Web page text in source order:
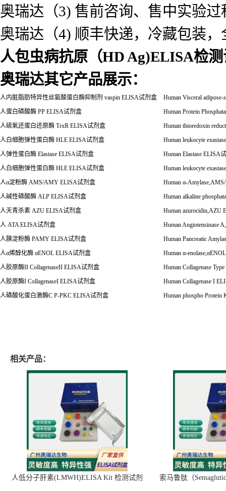
奥瑞达（3) 售前咨询、售中实验
奥瑞达（4) 顺丰快递，冷藏包装，
人包虫病抗原（HD Ag)ELISA检
奥瑞达其它产品展示：
人内脏脂肪特异性丝氨酸蛋白酶抑制剂 vaspin ELISA试剂盒
Human Visceral
人蛋白磷酸酶 PP ELISA试剂盒
Human Protein
人硫氧还蛋白还原酶 TrxR ELISA试剂盒
Human thioredoxin
人白细胞弹性蛋白酶 HLE ELISA试剂盒
Human leukocyte
人弹性蛋白酶 Elastase ELISA试剂盒 Human Elastase ELISA
人白细胞弹性蛋白酶 HLE ELISA试剂盒
Human leukocyte
人α淀粉酶 AMS/AMY ELISA试剂盒 Human α-
人碱性磷酸酶 ALP ELISA试剂盒
Human alkaline
人天青杀素 AZU ELISA试剂盒
Human azurocidin,AZU
人 ATA ELISA试剂盒
Human Angiotensinase
人胰淀粉酶 PAMY ELISA试剂盒
Human Pancreatic
人α烯醇化酶 αENOL ELISA试剂盒 Human α-enolase,α
人胶原酶II CollagenaseII ELISA试剂盒
Human Collagenase
人胶原酶I CollagenaseI ELISA试剂盒
Human Collagenase I
人磷酸化蛋白激酶C P-PKC ELISA试剂盒 Human phospho Protein
相关产品：
人低分子肝素(LMWH)ELISA Kit 检测试剂
索马鲁肽（